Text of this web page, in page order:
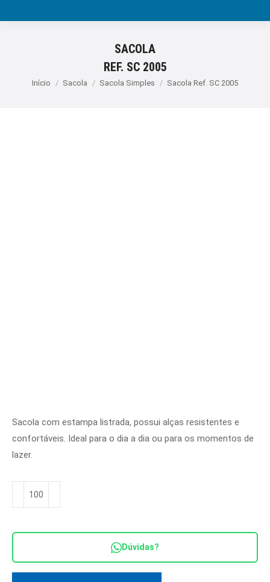
SACOLA
REF. SC 2005
Você está aqui:
Início Sacola Sacola Simples Sacola Ref. SC 2005
Sacola com estampa listrada, possui alças resistentes e
confortáveis. Ideal para o dia a dia ou para os momentos de
lazer.
Sacola
Ref.
2005
Dúvidas?